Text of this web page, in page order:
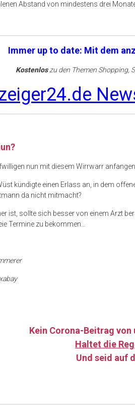
Abstand von mindestens drei
Immer up to date: Mit dem
Kostenloszu den Themen Shopping,
nun mit diesem Wirrwarr
kündigte einen Erlass an, in dem
da nicht mitmacht?
ist, sollte sich besser von einem Arzt
Termine zu bekommen…
Kein Corona-Beitrag von
Haltet die
Und seid auf